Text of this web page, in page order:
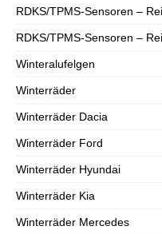
RDKS/TPMS-Sensoren –
RDKS/TPMS-Sensoren –
Winteralufelgen
Winterräder
Winterräder Dacia
Winterräder Ford
Winterräder Hyundai
Winterräder Kia
Winterräder Mercedes